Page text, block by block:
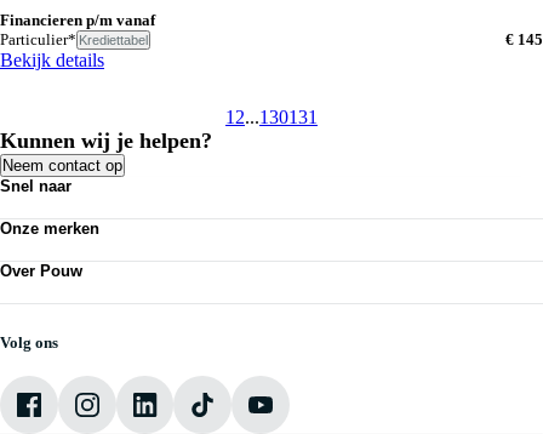
Financieren p/m vanaf
Particulier* Krediettabel € 145
Bekijk details
1 2...130131
Kunnen wij je helpen?
Neem contact op
Snel naar
Bedrijfswagens
Nieuws
Vestigingen
Onze merken
Audi
Škoda
VW Bedrijfswagens
Over Pouw
Over Pouw
Vacatures
Volg ons